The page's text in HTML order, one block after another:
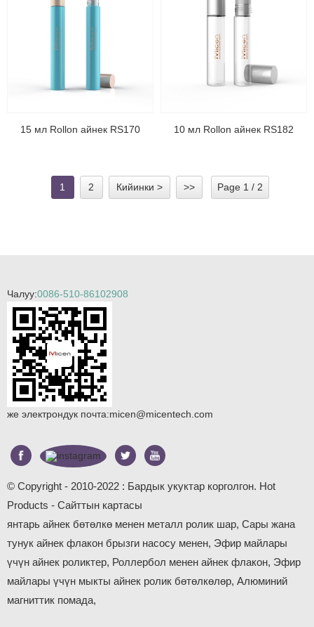
15 мл Rollon айнек RS170 10 мл Rollon айнек RS182
1 2 Кийинки > >> Page 1 / 2
Чалуу:0086-510-86102908
же электрондук почта:micen@micentech.com
© Copyright - 2010-2022 : Бардык укуктар корголгон. Hot
Products - Сайттын картасы
янтарь айнек бөтөлкө менен металл ролик шар, Сары жана
тунук айнек флакон брызги насосу менен, Эфир майлары
үчүн айнек роликтер, Роллербол менен айнек флакон, Эфир
майлары үчүн мыкты айнек ролик бөтөлкөлөр, Алюминий
магниттик помада,